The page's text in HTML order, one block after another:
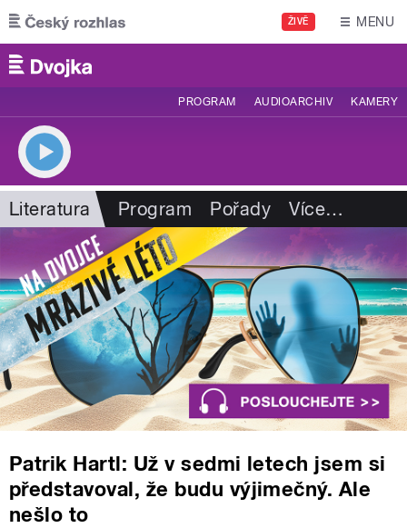
Přejít k hlavnímu obsahu
ŽIVĚ MENU
PROGRAM AUDIOARCHIV KAMERY
Literatura Program Pořady Více…
Patrik Hartl: Už v sedmi letech jsem si
představoval, že budu výjimečný. Ale
nešlo to